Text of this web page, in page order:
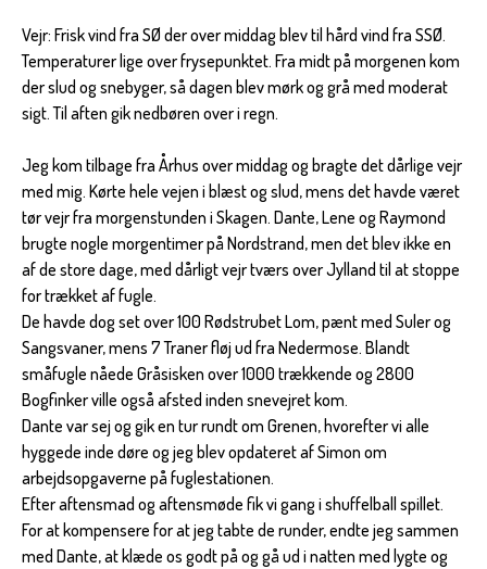
Vejr: Frisk vind fra SØ der over middag blev til hård vind fra SSØ.
Temperaturer lige over frysepunktet. Fra midt på morgenen kom
der slud og snebyger, så dagen blev mørk og grå med moderat
sigt. Til aften gik nedbøren over i regn.
Jeg kom tilbage fra Århus over middag og bragte det dårlige vejr
med mig. Kørte hele vejen i blæst og slud, mens det havde været
tør vejr fra morgenstunden i Skagen. Dante, Lene og Raymond
brugte nogle morgentimer på Nordstrand, men det blev ikke en
af de store dage, med dårligt vejr tværs over Jylland til at stoppe
for trækket af fugle.
De havde dog set over 100 Rødstrubet Lom, pænt med Suler og
Sangsvaner, mens 7 Traner fløj ud fra Nedermose. Blandt
småfugle nåede Gråsisken over 1000 trækkende og 2800
Bogfinker ville også afsted inden snevejret kom.
Dante var sej og gik en tur rundt om Grenen, hvorefter vi alle
hyggede inde døre og jeg blev opdateret af Simon om
arbejdsopgaverne på fuglestationen.
Efter aftensmad og aftensmøde fik vi gang i shuffelball spillet.
For at kompensere for at jeg tabte de runder, endte jeg sammen
med Dante, at klæde os godt på og gå ud i natten med lygte og